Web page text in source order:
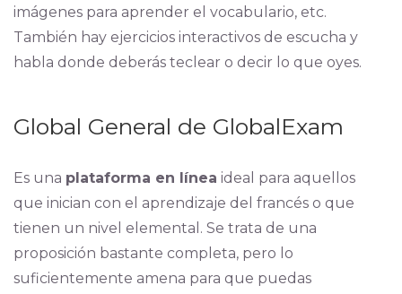
imágenes para aprender el vocabulario, etc.
También hay ejercicios interactivos de escucha y
habla donde deberás teclear o decir lo que oyes.
Global General de GlobalExam
Es una plataforma en línea ideal para aquellos
que inician con el aprendizaje del francés o que
tienen un nivel elemental. Se trata de una
proposición bastante completa, pero lo
suficientemente amena para que puedas